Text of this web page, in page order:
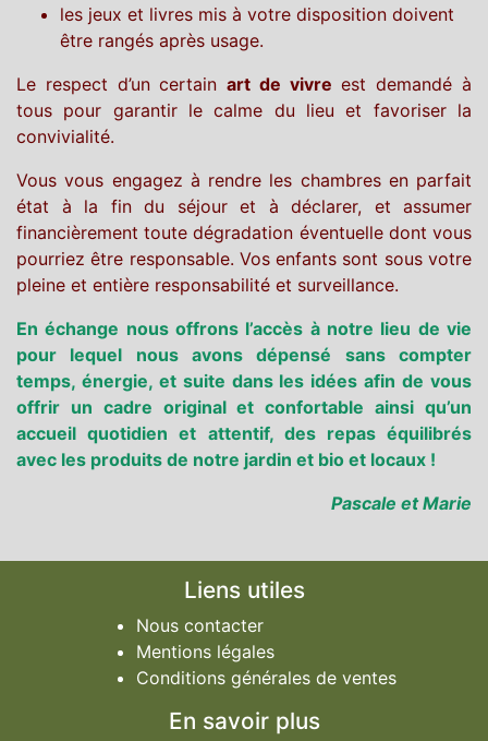
les jeux et livres mis à votre disposition doivent
être rangés après usage.
Le respect d’un certainart de vivre est demandé à
tous pour garantir le calme du lieu et favoriser la
convivialité.
Vous vous engagez à rendre les chambres en parfait
état à la fin du séjour et à déclarer, et assumer
financièrement toute dégradation éventuelle dont vous
pourriez être responsable. Vos enfants sont sous votre
pleine et entière responsabilité et surveillance.
En échange nous offrons l’accès à notre lieu de vie
pour lequel nous avons dépensé sans compter
temps, énergie, et suite dans les idées afin de vous
offrir un cadre original et confortable ainsi qu’un
accueil quotidien et attentif, des repas équilibrés
avec les produits de notre jardin et bio et locaux !
Pascale et Marie
Liens utiles
Nous contacter
Mentions légales
Conditions générales de ventes
En savoir plus